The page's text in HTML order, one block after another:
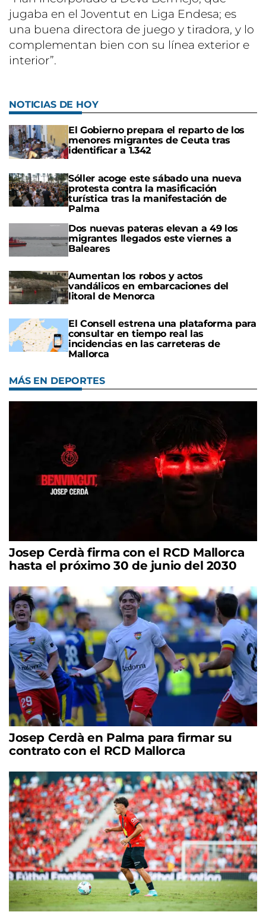
jugaba en el Joventut en Liga Endesa; es
una buena directora de juego y tiradora, y lo
complementan bien con su línea exterior e
interior”.
NOTICIAS DE HOY
El Gobierno prepara el reparto de los
menores migrantes de Ceuta tras
identificar a 1.342
Sóller acoge este sábado una nueva
protesta contra la masificación
turística tras la manifestación de
Palma
Dos nuevas pateras elevan a 49 los
migrantes llegados este viernes a
Baleares
Aumentan los robos y actos
vandálicos en embarcaciones del
litoral de Menorca
El Consell estrena una plataforma para
consultar en tiempo real las
incidencias en las carreteras de
Mallorca
MÁS EN DEPORTES
Josep Cerdà firma con el RCD Mallorca
hasta el próximo 30 de junio del 2030
Josep Cerdà en Palma para firmar su
contrato con el RCD Mallorca